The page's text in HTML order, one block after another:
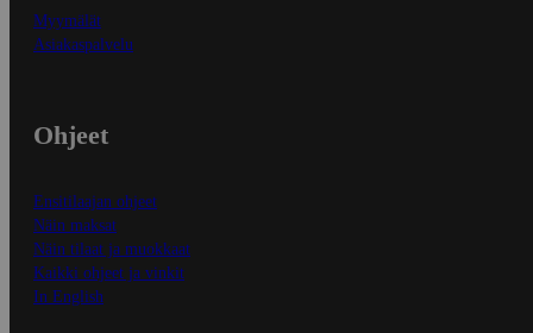
Myymälät
Asiakaspalvelu
Ohjeet
Ensitilaajan ohjeet
Näin maksat
Näin tilaat ja muokkaat
Kaikki ohjeet ja vinkit
In English